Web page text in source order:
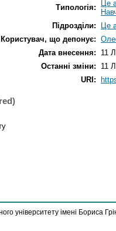
Типологія:
Це
Підрозділи:
Це
Користувач, що депонує:
Дата внесення:
11
Останні зміни:
11
URI:
університету імені Бориса